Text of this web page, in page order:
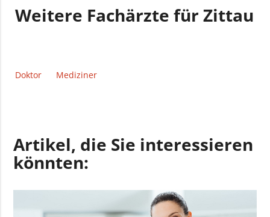
Weitere Fachärzte für Zittau
Doktor Mediziner
Artikel, die Sie interessieren
könnten: